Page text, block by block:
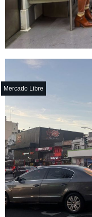
Mercado Libre